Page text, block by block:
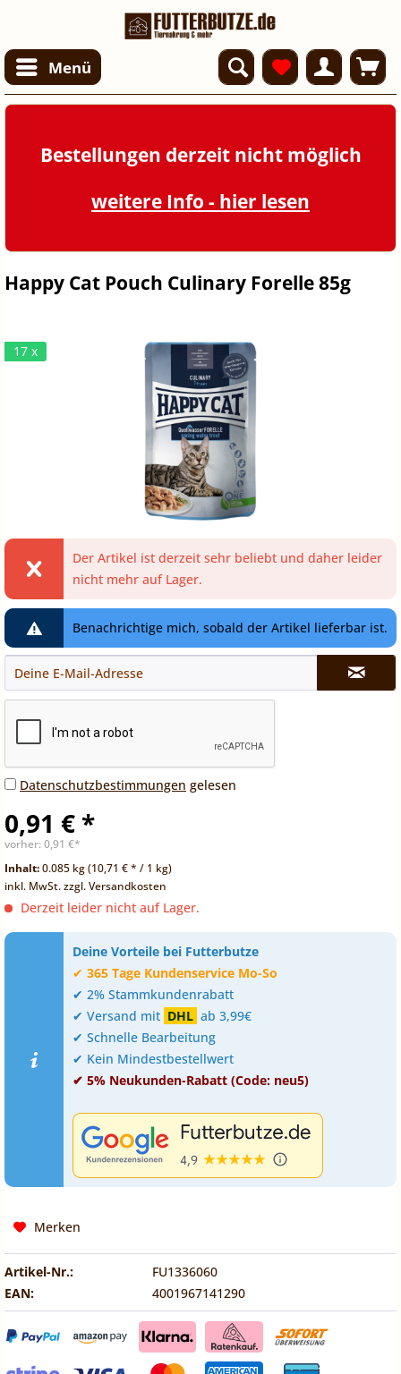
Menü
Bestellungen derzeit nicht möglich
weitere Info - hier lesen
Happy Cat Pouch Culinary Forelle 85g
17 x
Der Artikel ist derzeit sehr beliebt und daher leider
nicht mehr auf Lager.
Benachrichtige mich, sobald der Artikel lieferbar ist.
Datenschutzbestimmungen gelesen
0,91 € *
vorher: 0,91 €*
Inhalt:0.085 kg (10,71 € * / 1 kg)
inkl. MwSt.zzgl. Versandkosten
Derzeit leider nicht auf Lager.
Deine Vorteile bei Futterbutze
✔ 365 Tage Kundenservice Mo-So
✔ 2% Stammkundenrabatt
✔ Versand mit DHL ab 3,99€
✔ Schnelle Bearbeitung
✔ Kein Mindestbestellwert
✔ 5% Neukunden-Rabatt (Code: neu5)
Merken
Artikel-Nr.:
FU1336060
EAN:
4001967141290